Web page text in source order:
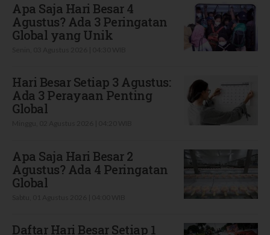
Apa Saja Hari Besar 4
Agustus? Ada 3 Peringatan
Global yang Unik
Hari Besar Setiap 3 Agustus:
Ada 3 Perayaan Penting
Global
Apa Saja Hari Besar 2
Agustus? Ada 4 Peringatan
Global
Daftar Hari Besar Setiap 1